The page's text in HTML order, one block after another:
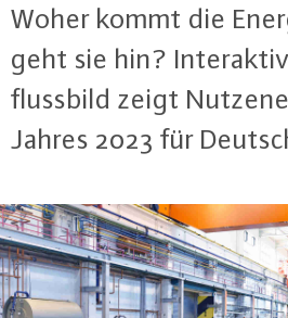
Woher kommt die
geht sie hin?
fluss­bild zeigt
Jahres 2023 für